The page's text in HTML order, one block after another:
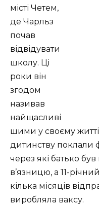
місті Четем,
де Чарльз
почав
відвідувати
школу. Ці
роки він
згодом
називав
найщасливі
шими у своєму
дитинству поклали
через які батько
в’язницю, а 11-
кілька місяців
виробляла ваксу.